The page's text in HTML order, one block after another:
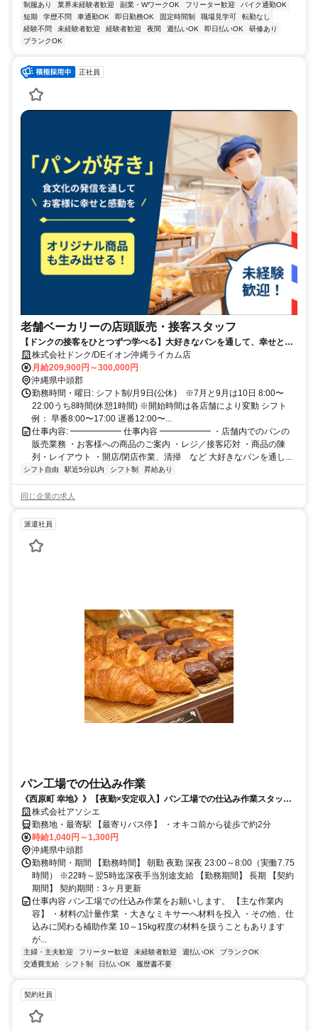
制服あり 業界未経験者歓迎 副業・WワークOK フリーター歓迎
バイク通勤OK
短期
学歴不問 車通勤OK 即日勤務OK 固定時間制 職場見学可
転勤なし
経験不問
未経験者歓迎 経験者歓迎 夜間 週払いOK 即日払いOK
研修あり
ブランクOK
正社員
老舗ベーカリーの店頭販売・接客スタッフ
【ドンクの接客をひとつずつ学べる】大好きなパンを通して、幸せと感
動を届けるお仕事
株式会社ドンク/DEイオン沖縄ライカム店
月給209,900円～300,000円
沖縄県中頭郡
勤務時間・曜日: シフト制/月9日(公休) ※7月と9月は10日 8:00〜
22:00うち8時間(休憩1時間) ※開始時間は各店舗により変動 シフト
例： 早番8:00〜17:00 遅番12:00〜...
仕事内容: ━━━━━━ 仕事内容 ━━━━━━ ・店舗内でのパンの
販売業務 ・お客様への商品のご案内 ・レジ／接客応対 ・商品の陳
列・レイアウト ・開店/閉店作業、清掃 など 大好きなパンを通し...
シフト自由 駅近5分以内 シフト制 昇給あり
同じ企業の求人
派遣社員
パン工場での仕込み作業
《西原町 幸地》》【夜勤×安定収入】パン工場での仕込み作業スタッフ
募集☆
株式会社アソシエ
勤務地・最寄駅 【最寄りバス停】 ・オキコ前から徒歩で約2分
時給1,040円～1,300円
沖縄県中頭郡
勤務時間・期間 【勤務時間】 朝勤 夜勤 深夜 23:00～8:00（実働7.75
時間） ※22時～翌5時迄深夜手当別途支給 【勤務期間】 長期 【契約
期間】 契約期間：3ヶ月更新
仕事内容 パン工場での仕込み作業をお願いします。 【主な作業内
容】 ・材料の計量作業 ・大きなミキサーへ材料を投入 ・その他、仕
込みに関わる補助作業 10～15kg程度の材料を扱うこともあります
が...
主婦・主夫歓迎 フリーター歓迎 未経験者歓迎 週払いOK
ブランクOK
交通費支給
シフト制 日払いOK 履歴書不要
契約社員